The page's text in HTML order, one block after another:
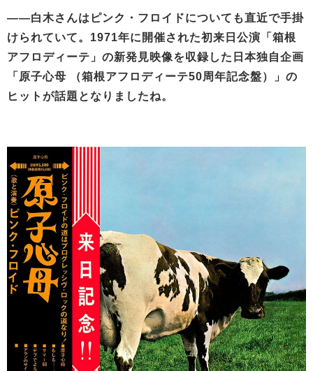
——白木さんはピンク・フロイドについても直近で手掛
けられていて。1971年に開催された初来日公演「箱根
アフロディーテ」の新発見映像を収録した日本独自企画
「原子心母 （箱根アフロディーテ50周年記念盤）」の
ヒットが話題となりましたね。